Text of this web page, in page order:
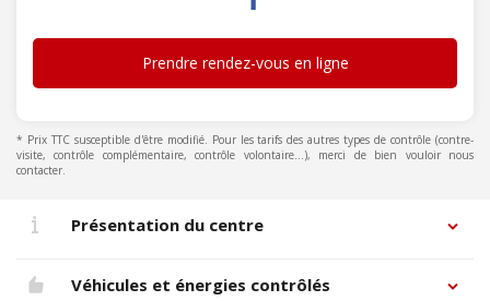
Prendre rendez-vous en ligne
* Prix TTC susceptible d'être modifié. Pour les tarifs des autres types de contrôle (contre-
visite, contrôle complémentaire, contrôle volontaire...), merci de bien vouloir nous
contacter.
Présentation du centre
Véhicules et énergies contrôlés